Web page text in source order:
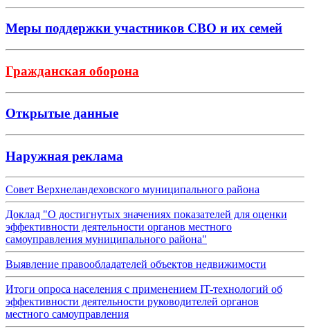
Меры поддержки участников СВО и их семей
Гражданская оборона
Открытые данные
Наружная реклама
Совет Верхнеландеховского муниципального района
Доклад "О достигнутых значениях показателей для оценки
эффективности деятельности органов местного
самоуправления муниципального района"
Выявление правообладателей объектов недвижимости
Итоги опроса населения с применением IT-технологий об
эффективности деятельности руководителей органов
местного самоуправления